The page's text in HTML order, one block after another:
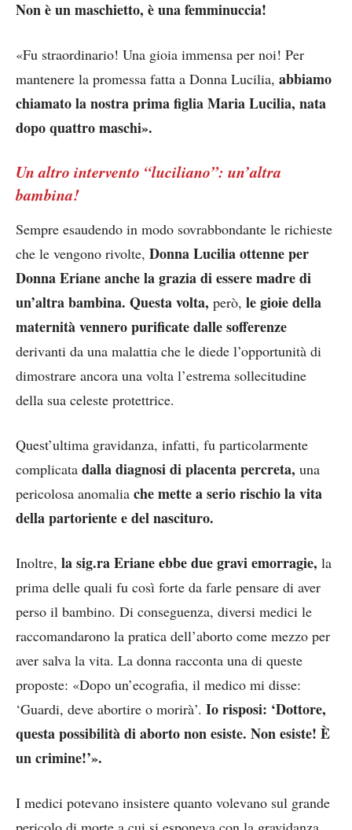
Non è un maschietto, è una femminuccia!
«Fu straordinario! Una gioia immensa per noi! Per
mantenere la promessa fatta a Donna Lucilia, abbiamo
chiamato la nostra prima figlia Maria Lucilia, nata
dopo quattro maschi».
Un altro intervento “luciliano”: un’altra
bambina!
Sempre esaudendo in modo sovrabbondante le richieste
che le vengono rivolte, Donna Lucilia ottenne per
Donna Eriane anche la grazia di essere madre di
un’altra bambina. Questa volta, però, le gioie della
maternità vennero purificate dalle sofferenze
derivanti da una malattia che le diede l’opportunità di
dimostrare ancora una volta l’estrema sollecitudine
della sua celeste protettrice.
Quest’ultima gravidanza, infatti, fu particolarmente
complicata dalla diagnosi di placenta percreta, una
pericolosa anomalia che mette a serio rischio la vita
della partoriente e del nascituro.
Inoltre, la sig.ra Eriane ebbe due gravi emorragie, la
prima delle quali fu così forte da farle pensare di aver
perso il bambino. Di conseguenza, diversi medici le
raccomandarono la pratica dell’aborto come mezzo per
aver salva la vita. La donna racconta una di queste
proposte: «Dopo un’ecografia, il medico mi disse:
‘Guardi, deve abortire o morirà’. Io risposi: ‘Dottore,
questa possibilità di aborto non esiste. Non esiste! È
un crimine!’».
I medici potevano insistere quanto volevano sul grande